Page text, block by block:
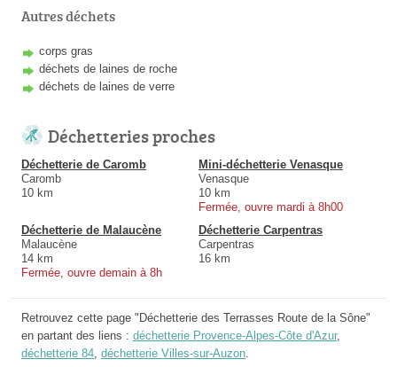
Autres déchets
corps gras
déchets de laines de roche
déchets de laines de verre
Déchetteries proches
Déchetterie de Caromb
Caromb
10 km
Mini-déchetterie Venasque
Venasque
10 km
Fermée, ouvre mardi à 8h00
Déchetterie de Malaucène
Malaucène
14 km
Fermée, ouvre demain à 8h
Déchetterie Carpentras
Carpentras
16 km
Retrouvez cette page "Déchetterie des Terrasses Route de la Sône"
en partant des liens : déchetterie Provence-Alpes-Côte d'Azur,
déchetterie 84 déchetterie Villes-sur-Auzon